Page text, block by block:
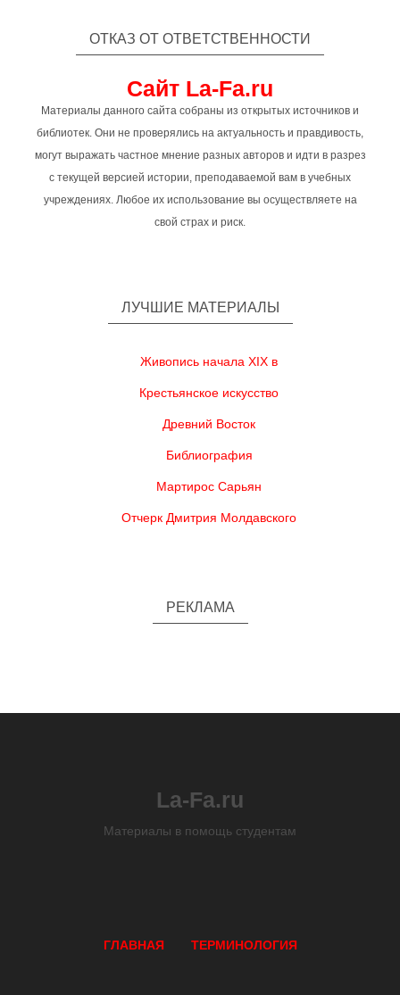
ОТКАЗ ОТ ОТВЕТСТВЕННОСТИ
Сайт La-Fa.ru
Материалы данного сайта собраны из открытых источников и
библиотек. Они не проверялись на актуальность и правдивость,
могут выражать частное мнение разных авторов и идти в разрез
с текущей версией истории, преподаваемой вам в учебных
учреждениях. Любое их использование вы осуществляете на
свой страх и риск.
ЛУЧШИЕ МАТЕРИАЛЫ
Живопись начала XIX в
Крестьянское искусство
Древний Восток
Библиография
Мартирос Сарьян
Отчерк Дмитрия Молдавского
РЕКЛАМА
La-Fa.ru
Материалы в помощь студентам
ГЛАВНАЯ ТЕРМИНОЛОГИЯ